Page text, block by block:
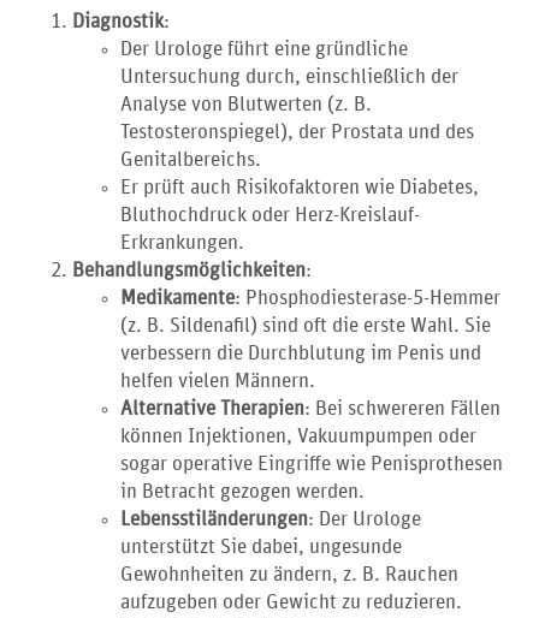
Diagnostik:
Der Urologe führt eine gründliche
Untersuchung durch, einschließlich der
Analyse von Blutwerten (z. B.
Testosteronspiegel), der Prostata und des
Genitalbereichs.
Er prüft auch Risikofaktoren wie Diabetes,
Bluthochdruck oder Herz-Kreislauf-
Erkrankungen.
Behandlungsmöglichkeiten:
Medikamente: Phosphodiesterase-5-Hemmer
(z. B. Sildenafil) sind oft die erste Wahl. Sie
verbessern die Durchblutung im Penis und
helfen vielen Männern.
Alternative Therapien: Bei schwereren Fällen
können Injektionen, Vakuumpumpen oder
sogar operative Eingriffe wie Penisprothesen
in Betracht gezogen werden.
Lebensstiländerungen: Der Urologe
unterstützt Sie dabei, ungesunde
Gewohnheiten zu ändern, z. B. Rauchen
aufzugeben oder Gewicht zu reduzieren.